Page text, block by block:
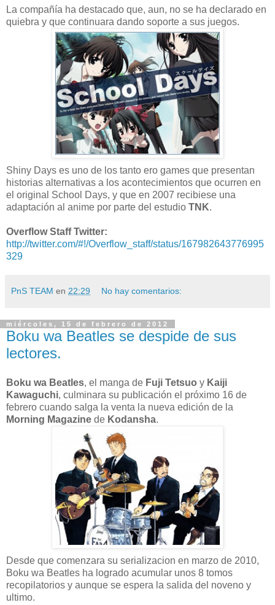
La compañía ha destacado que, aun, no se ha declarado en
quiebra y que continuara dando soporte a sus juegos.
Shiny Days es uno de los tanto ero games que presentan
historias alternativas a los acontecimientos que ocurren en
el original School Days, y que en 2007 recibiese una
adaptación al anime por parte del estudio TNK.
Overflow Staff Twitter:
http://twitter.com/#!/Overflow_staff/status/167982643776995
329
PnS TEAM en 22:29 No hay comentarios:
miércoles, 15 de febrero de 2012
Boku wa Beatles se despide de sus
lectores.
Boku wa Beatles, el manga de Fuji Tetsuo y Kaiji
Kawaguchi, culminara su publicación el próximo 16 de
febrero cuando salga la venta la nueva edición de la
Morning Magazine de Kodansha.
Desde que comenzara su serializacion en marzo de 2010,
Boku wa Beatles ha logrado acumular unos 8 tomos
recopilatorios y aunque se espera la salida del noveno y
ultimo.